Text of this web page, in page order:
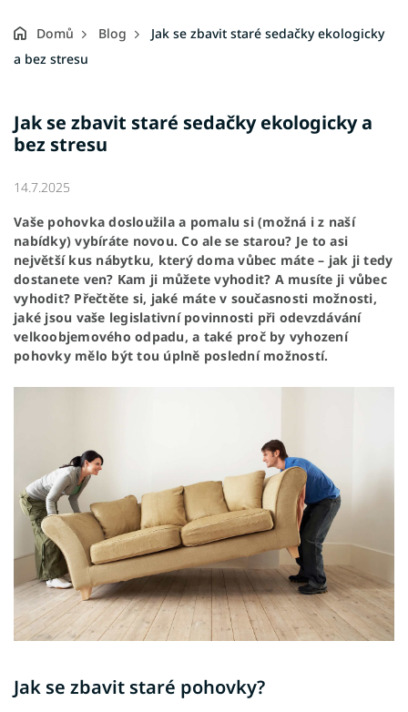
Domů Blog
Jak se zbavit staré sedačky ekologicky
a bez stresu
Jak se zbavit staré sedačky ekologicky a
bez stresu
14.7.2025
Vaše pohovka dosloužila a pomalu si (možná i z naší
nabídky) vybíráte novou. Co ale se starou? Je to asi
největší kus nábytku, který doma vůbec máte – jak ji tedy
dostanete ven? Kam ji můžete vyhodit? A musíte ji vůbec
vyhodit? Přečtěte si, jaké máte v současnosti možnosti,
jaké jsou vaše legislativní povinnosti při odevzdávání
velkoobjemového odpadu, a také proč by vyhození
pohovky mělo být tou úplně poslední možností.
Jak se zbavit staré pohovky?